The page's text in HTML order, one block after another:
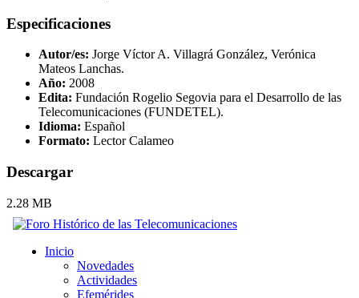
Especificaciones
Autor/es: Jorge Víctor A. Villagrá González, Verónica
Mateos Lanchas.
Año: 2008
Edita: Fundación Rogelio Segovia para el Desarrollo de las
Telecomunicaciones (FUNDETEL).
Idioma: Español
Formato: Lector Calameo
Descargar
2.28 MB